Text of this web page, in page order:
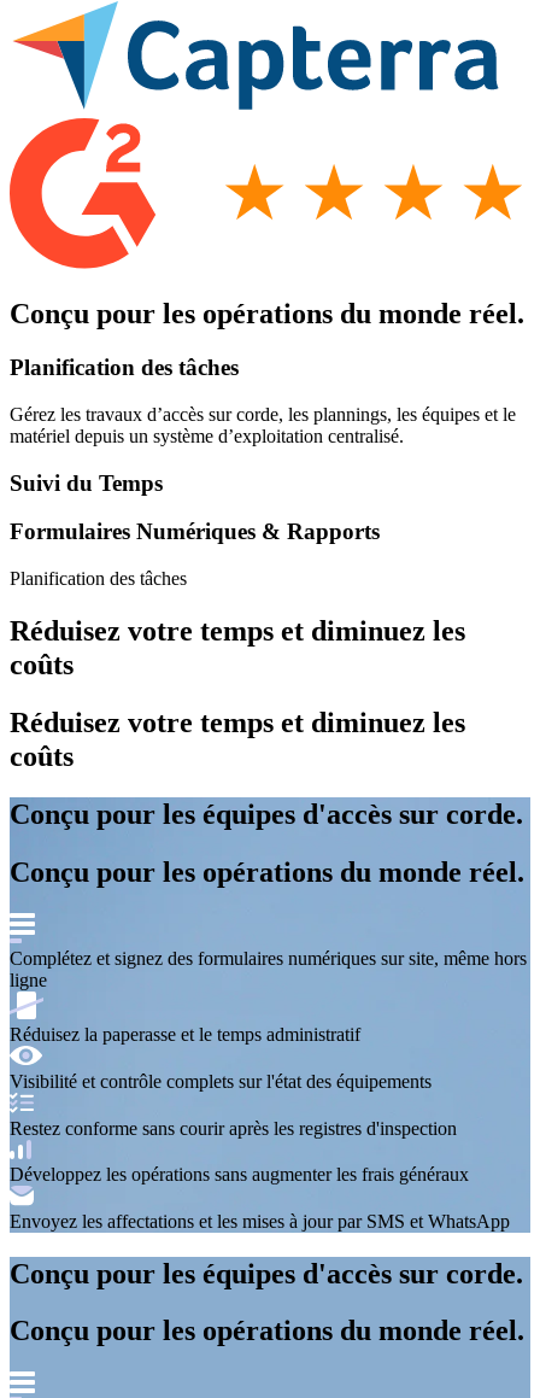
Conçu pour les opérations du monde réel.
Planification des tâches
Gérez les travaux d’accès sur corde, les plannings, les équipes et le
matériel depuis un système d’exploitation centralisé.
Suivi du Temps
Formulaires Numériques & Rapports
Planification des tâches
Réduisez votre temps et diminuez les
coûts
Réduisez votre temps et diminuez les
coûts
Conçu pour les équipes d'accès sur corde.
Conçu pour les opérations du monde réel.
Complétez et signez des formulaires numériques sur site, même hors
ligne
Réduisez la paperasse et le temps administratif
Visibilité et contrôle complets sur l'état des équipements
Restez conforme sans courir après les registres d'inspection
Développez les opérations sans augmenter les frais généraux
Envoyez les affectations et les mises à jourpar SMS et WhatsApp
Conçu pour les équipes d'accès sur corde.
Conçu pour les opérations du monde réel.